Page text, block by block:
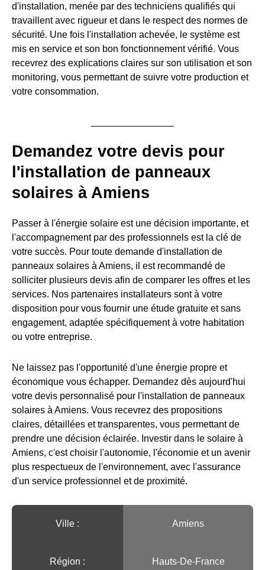
d'installation, menée par des techniciens qualifiés qui
travaillent avec rigueur et dans le respect des normes de
sécurité. Une fois l'installation achevée, le système est
mis en service et son bon fonctionnement vérifié. Vous
recevrez des explications claires sur son utilisation et son
monitoring, vous permettant de suivre votre production et
votre consommation.
Demandez votre devis pour
l'installation de panneaux
solaires à Amiens
Passer à l'énergie solaire est une décision importante, et
l'accompagnement par des professionnels est la clé de
votre succès. Pour toute demande d'installation de
panneaux solaires à Amiens, il est recommandé de
solliciter plusieurs devis afin de comparer les offres et les
services. Nos partenaires installateurs sont à votre
disposition pour vous fournir une étude gratuite et sans
engagement, adaptée spécifiquement à votre habitation
ou votre entreprise.
Ne laissez pas l'opportunité d'une énergie propre et
économique vous échapper. Demandez dès aujourd'hui
votre devis personnalisé pour l'installation de panneaux
solaires à Amiens. Vous recevrez des propositions
claires, détaillées et transparentes, vous permettant de
prendre une décision éclairée. Investir dans le solaire à
Amiens, c'est choisir l'autonomie, l'économie et un avenir
plus respectueux de l'environnement, avec l'assurance
d'un service professionnel et de proximité.
Ville :️ Amiens
Région :️ Hauts-De-France